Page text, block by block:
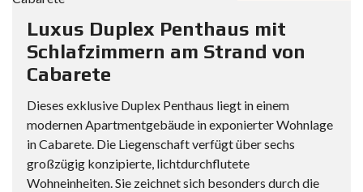
Luxus Duplex Penthaus mit
Schlafzimmern am Strand von
Cabarete
Dieses exklusive Duplex Penthaus liegt in einem
modernen Apartmentgebäude in exponierter Wohnlage
in Cabarete. Die Liegenschaft verfügt über sechs
großzügig konzipierte, lichtdurchflutete
Wohneinheiten. Sie zeichnet sich besonders durch die